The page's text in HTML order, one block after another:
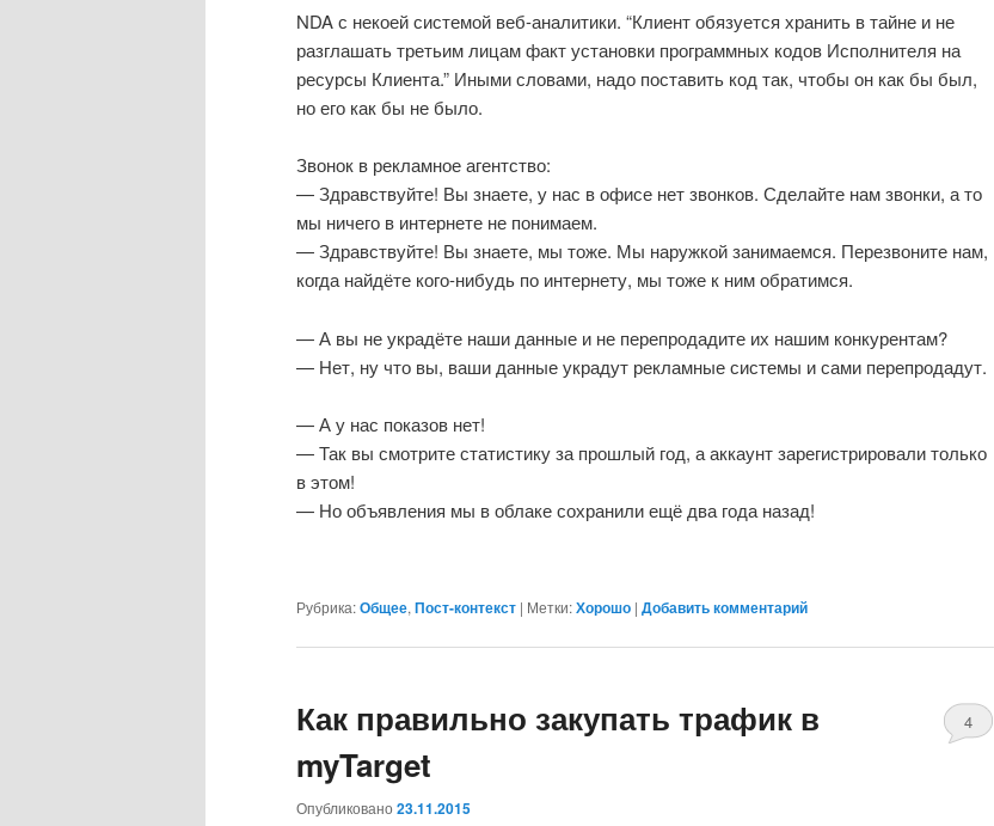
NDA с некоей системой веб-аналитики. “Клиент обязуется хранить в тайне и не
разглашать третьим лицам факт установки программных кодов Исполнителя на
ресурсы Клиента.” Иными словами, надо поставить код так, чтобы он как бы был,
но его как бы не было.
Звонок в рекламное агентство:
— Здравствуйте! Вы знаете, у нас в офисе нет звонков. Сделайте нам звонки, а то
мы ничего в интернете не понимаем.
— Здравствуйте! Вы знаете, мы тоже. Мы наружкой занимаемся. Перезвоните нам,
когда найдёте кого-нибудь по интернету, мы тоже к ним обратимся.
— А вы не украдёте наши данные и не перепродадите их нашим конкурентам?
— Нет, ну что вы, ваши данные украдут рекламные системы и сами перепродадут.
— А у нас показов нет!
— Так вы смотрите статистику за прошлый год, а аккаунт зарегистрировали только
в этом!
— Но объявления мы в облаке сохранили ещё два года назад!
Рубрика:Общее, Пост-контекст | Метки:Хорошо | Добавить комментарий
Как правильно закупать трафик в
myTarget
Опубликовано 23.11.2015
4